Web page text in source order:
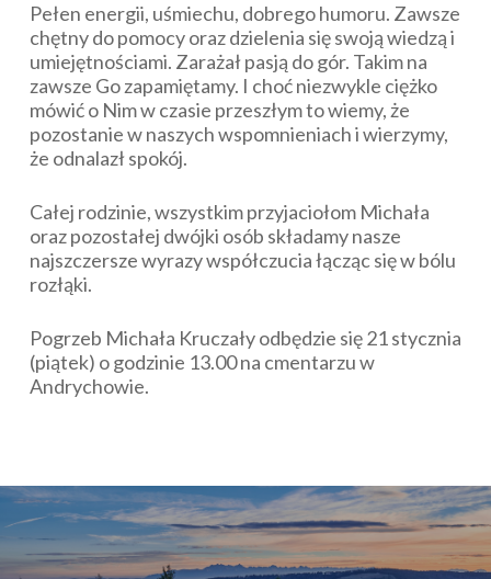
Pełen energii, uśmiechu, dobrego humoru. Zawsze
chętny do pomocy oraz dzielenia się swoją wiedzą i
umiejętnościami. Zarażał pasją do gór. Takim na
zawsze Go zapamiętamy. I choć niezwykle ciężko
mówić o Nim w czasie przeszłym to wiemy, że
pozostanie w naszych wspomnieniach i wierzymy,
że odnalazł spokój.
Całej rodzinie, wszystkim przyjaciołom Michała
oraz pozostałej dwójki osób składamy nasze
najszczersze wyrazy współczucia łącząc się w bólu
rozłąki.
Pogrzeb Michała Kruczały odbędzie się 21 stycznia
(piątek) o godzinie 13.00 na cmentarzu w
Andrychowie.